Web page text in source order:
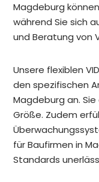
Magdeburg
während Sie sich
und Beratung von
Unsere flexiblen
den spezifischen
Magdeburg an.
Größe. Zudem
für Baufirmen in
Standards